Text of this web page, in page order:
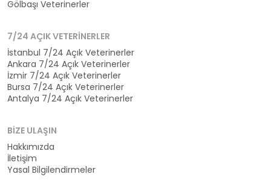
Gölbaşı Veterinerler
7/24 AÇIK VETERINERLER
İstanbul 7/24 Açık Veterinerler
Ankara 7/24 Açık Veterinerler
İzmir 7/24 Açık Veterinerler
Bursa 7/24 Açık Veterinerler
Antalya 7/24 Açık Veterinerler
BIZE ULAŞIN
Hakkımızda
İletişim
Yasal Bilgilendirmeler